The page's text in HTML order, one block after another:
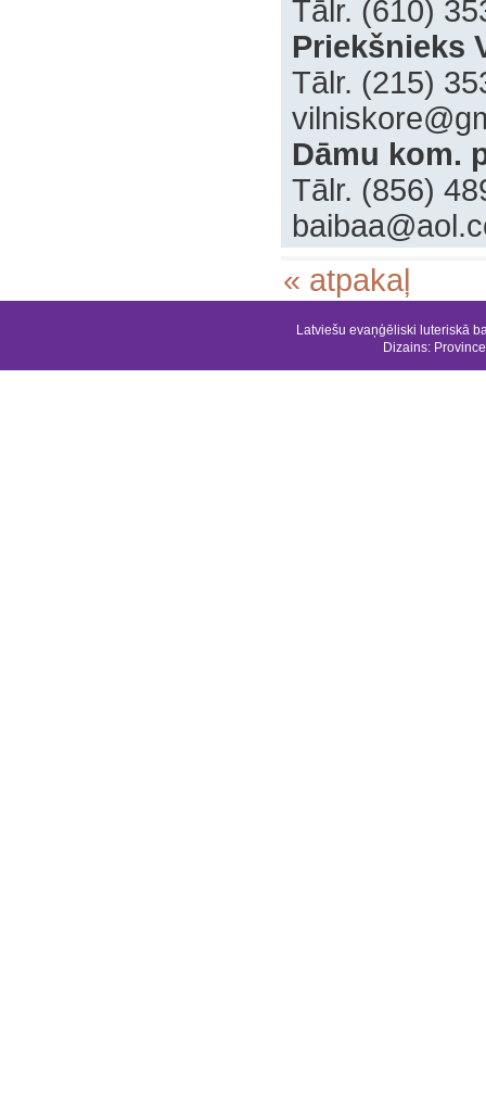
Tālr. (610)
Priekšnieks
Tālr. (215)
Dāmu kom.
Tālr. (856)
« atpakaļ
Latviešu evaņģēliski luteriskā
Dizains: